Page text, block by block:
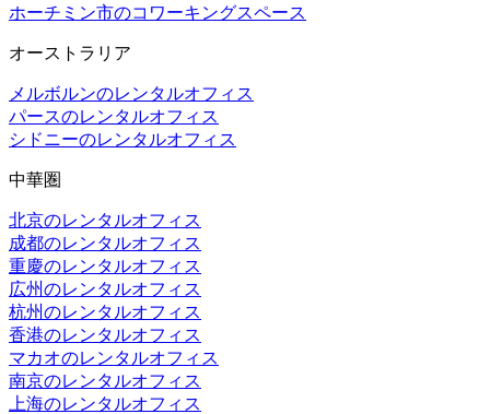
ホーチミン市のコワーキングスペース
オーストラリア
メルボルンのレンタルオフィス
パースのレンタルオフィス
シドニーのレンタルオフィス
中華圏
北京のレンタルオフィス
成都のレンタルオフィス
重慶のレンタルオフィス
広州のレンタルオフィス
杭州のレンタルオフィス
香港のレンタルオフィス
マカオのレンタルオフィス
南京のレンタルオフィス
上海のレンタルオフィス